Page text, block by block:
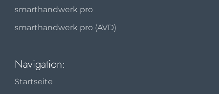
smarthandwerk pro
smarthandwerk pro (AVD)
Navigation:
Startseite